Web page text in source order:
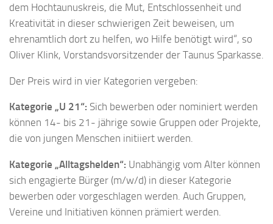
dem Hochtaunuskreis, die Mut, Entschlossenheit und
Kreativität in dieser schwierigen Zeit beweisen, um
ehrenamtlich dort zu helfen, wo Hilfe benötigt wird“, so
Oliver Klink, Vorstandsvorsitzender der Taunus Sparkasse.
Der Preis wird in vier Kategorien vergeben:
Kategorie „U 21“: Sich bewerben oder nominiert werden
können 14- bis 21- jährige sowie Gruppen oder Projekte,
die von jungen Menschen initiiert werden.
Kategorie „Alltagshelden“: Unabhängig vom Alter können
sich engagierte Bürger (m/w/d) in dieser Kategorie
bewerben oder vorgeschlagen werden. Auch Gruppen,
Vereine und Initiativen können prämiert werden.